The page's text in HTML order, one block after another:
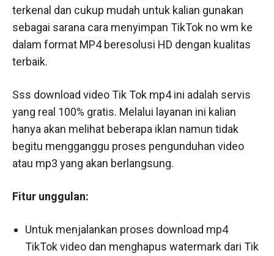
terkenal dan cukup mudah untuk kalian gunakan
sebagai sarana cara menyimpan TikTok no wm ke
dalam format MP4 beresolusi HD dengan kualitas
terbaik.
Sss download video Tik Tok mp4 ini adalah servis
yang real 100% gratis. Melalui layanan ini kalian
hanya akan melihat beberapa iklan namun tidak
begitu mengganggu proses pengunduhan video
atau mp3 yang akan berlangsung.
Fitur unggulan:
Untuk menjalankan proses download mp4
TikTok video dan menghapus watermark dari Tik